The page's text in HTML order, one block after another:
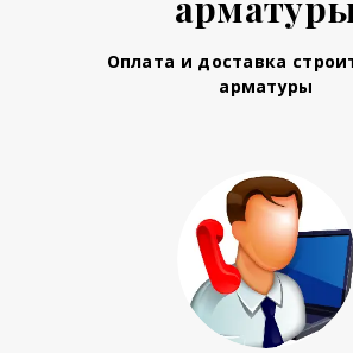
Оплата и доставка
арматуры